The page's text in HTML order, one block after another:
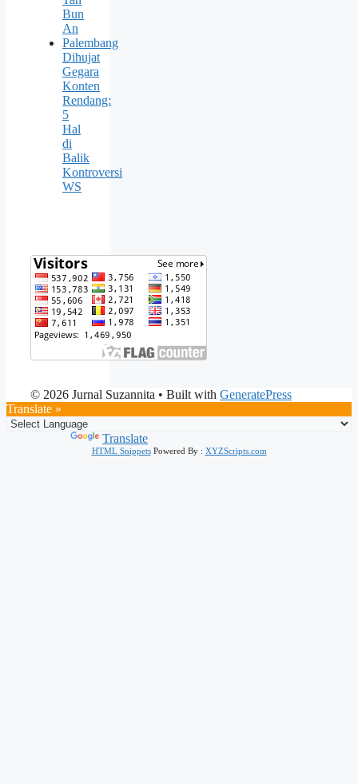
Bun
An
Palembang
Dihujat
Gegara
Konten
Rendang:
5
Hal
di
Balik
Kontroversi
WS
© 2026 Jurnal Suzannita • Built with GeneratePress
Translate »
Translate
HTML SnippetsPowered By : XYZScripts.com